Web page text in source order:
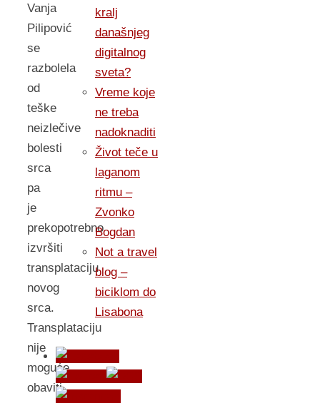
Vanja
Pilipović
se
razbolela
od
teške
neizlečive
bolesti
srca
pa
je
prekopotrebno
izvršiti
transplataciju
novog
srca.
Transplataciju
nije
moguće
obaviti
kralj
današnjeg
digitalnog
sveta?
Vreme koje
ne treba
nadoknaditi
Život teče u
laganom
ritmu –
Zvonko
Bogdan
Not a travel
blog –
biciklom do
Lisabona